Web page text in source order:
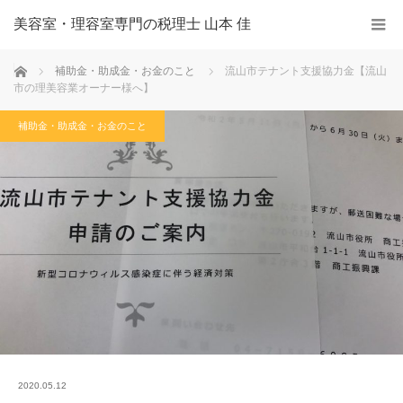
美容室・理容室専門の税理士 山本 佳
ホーム 補助金・助成金・お金のこと
流山市テナント支援協力金【流山
市の理美容業オーナー様へ】
補助金・助成金・お金のこと
2020.05.12